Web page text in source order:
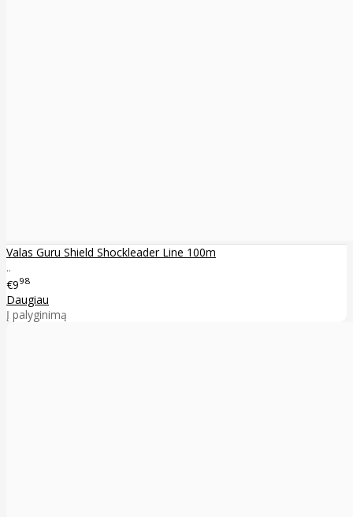
Valas Guru Shield Shockleader Line 100m
..
€998
Daugiau
Į palyginimą